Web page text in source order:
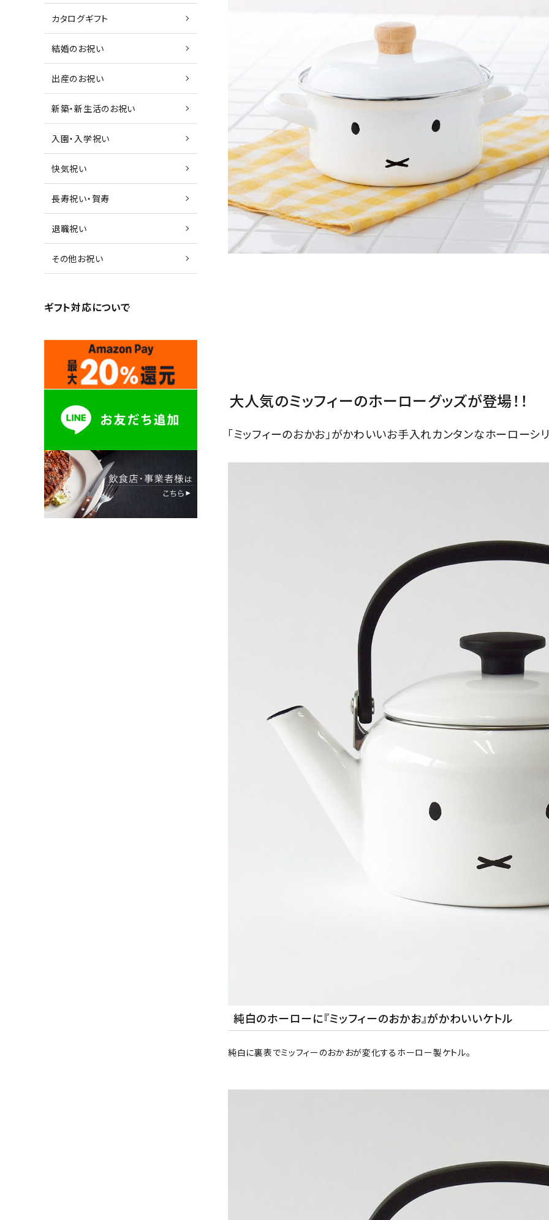
カタログギフト
結婚のお祝い
出産のお祝い
新築・新生活のお祝い
入園・入学祝い
快気祝い
長寿祝い・賀寿
退職祝い
その他お祝い
ギフト対応について
大人気のミッフィーのホーローグッズが登場！！
「ミッフィーのおかお」がかわいいお手入れカンタンなホーローシ
純白のホーローに『ミッフィーのおかお』がかわいいケトル
純白に裏表でミッフィーのおかおが変化するホーロー製ケトル。